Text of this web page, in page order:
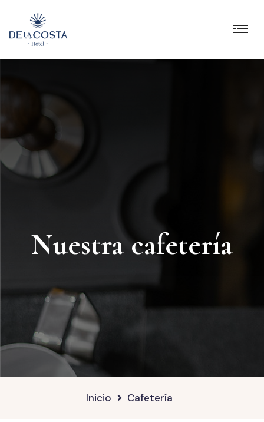
Nuestra cafetería
Inicio Cafetería